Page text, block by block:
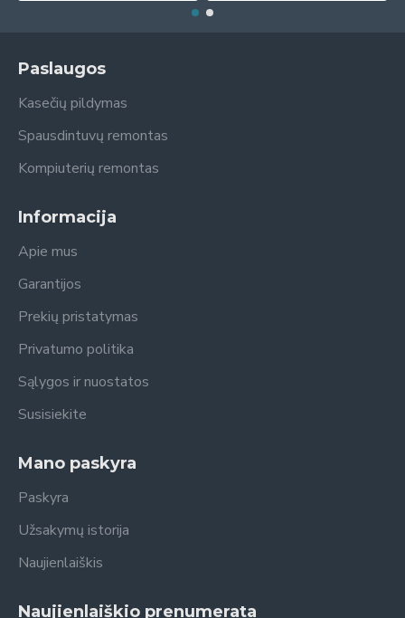
Paslaugos
Kasečių pildymas
Spausdintuvų remontas
Kompiuterių remontas
Informacija
Apie mus
Garantijos
Prekių pristatymas
Privatumo politika
Sąlygos ir nuostatos
Susisiekite
Mano paskyra
Paskyra
Užsakymų istorija
Naujienlaiškis
Naujienlaiškio prenumerata